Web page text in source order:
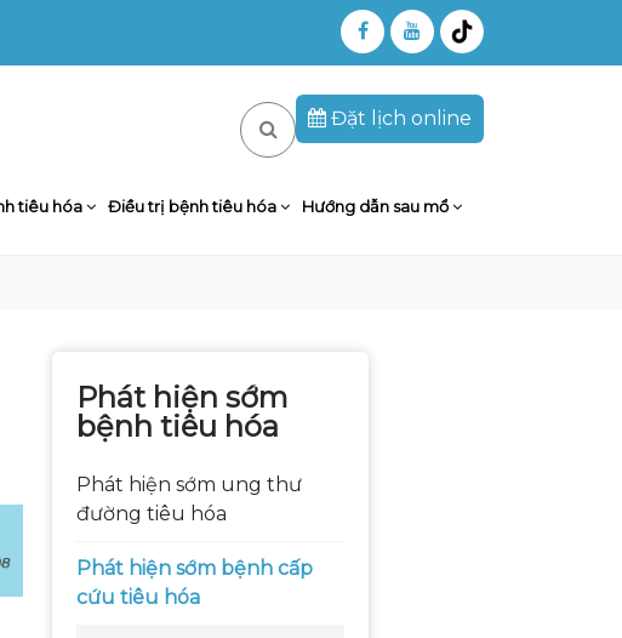
Đặt lịch online
tiêu hóa Điều trị bệnh tiêu hóa Hướng dẫn sau mổ
Phát hiện sớm
bệnh tiêu hóa
Phát hiện sớm ung thư
đường tiêu hóa
Phát hiện sớm bệnh cấp
cứu tiêu hóa